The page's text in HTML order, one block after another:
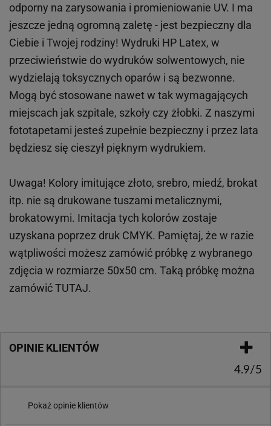
odporny na zarysowania i promieniowanie UV. I ma
jeszcze jedną ogromną zaletę - jest bezpieczny dla
Ciebie i Twojej rodziny! Wydruki HP Latex, w
przeciwieństwie do wydruków solwentowych, nie
wydzielają toksycznych oparów i są bezwonne.
Mogą być stosowane nawet w tak wymagających
miejscach jak szpitale, szkoły czy żłobki. Z naszymi
fototapetami jesteś zupełnie bezpieczny i przez lata
będziesz się cieszył pięknym wydrukiem.
Uwaga! Kolory imitujące złoto, srebro, miedź, brokat
itp. nie są drukowane tuszami metalicznymi,
brokatowymi. Imitacja tych kolorów zostaje
uzyskana poprzez druk CMYK. Pamiętaj, że w razie
wątpliwości możesz zamówić próbkę z wybranego
zdjęcia w rozmiarze 50x50 cm. Taką próbkę można
zamówićTUTAJ.
OPINIE KLIENTÓW
4.9/5
Pokaż opinie klientów